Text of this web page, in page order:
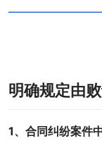
明确规定由
1、合同纠纷案件